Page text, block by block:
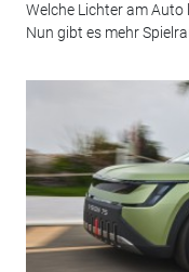
Welche Lichter am
Nun gibt es mehr